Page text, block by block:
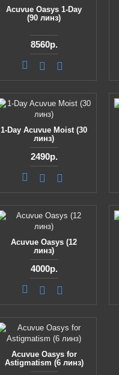
Acuvue Oasys 1-Day
(90 линз)
8560р.
1-Day Acuvue Moist (30
линз)
2490р.
Acuvue Oasys (12
линз)
4000р.
Acuvue Oasys for
Astigmatism (6 линз)